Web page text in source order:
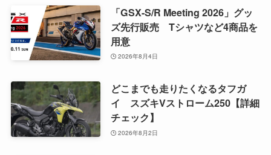
「GSX-S/R Meeting 2026」グッ
ズ先行販売 Tシャツなど4商品を
用意
2026年8月4日
どこまでも走りたくなるタフガ
イ スズキVストローム250【詳細
チェック】
2026年8月2日